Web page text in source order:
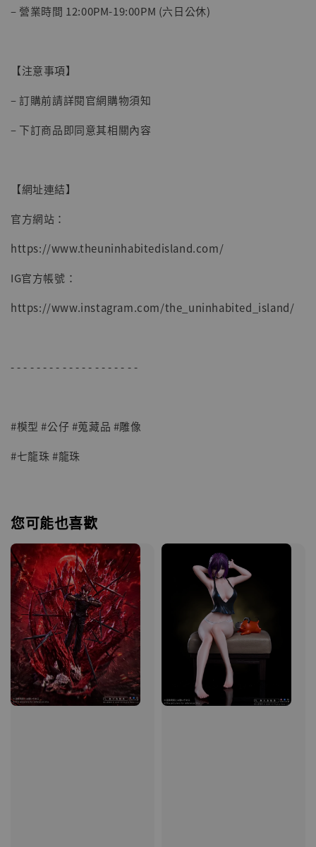
– 營業時間 12:00PM-19:00PM (六日公休)
【注意事項】
– 訂購前請詳閱官網購物須知
– 下訂商品即同意其相關內容
【網址連結】
官方網站：
https://www.theuninhabitedisland.com/
IG官方帳號：
https://www.instagram.com/the_uninhabited_island/
- - - - - - - - - - - - - - - - - - - -
#模型 #公仔 #蒐藏品 #雕像
#七龍珠 #龍珠
您可能也喜歡